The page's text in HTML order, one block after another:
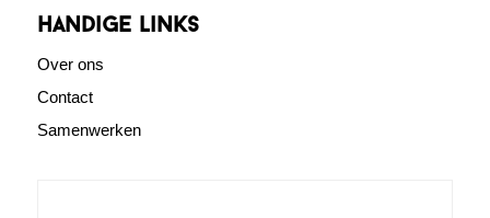
Handige links
Over ons
Contact
Samenwerken